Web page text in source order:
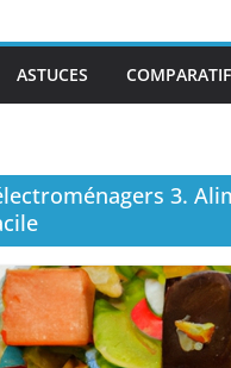
réconfortants.
ASTUCES
3.